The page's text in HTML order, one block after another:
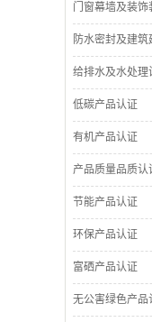
门窗幕墙及装饰
防水密封及建筑
给排水及水处理
低碳产品认证
有机产品认证
产品质量品质认
节能产品认证
环保产品认证
富硒产品认证
无公害绿色产品